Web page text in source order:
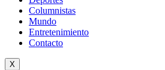
Columnistas
Mundo
Entretenimiento
Contacto
X